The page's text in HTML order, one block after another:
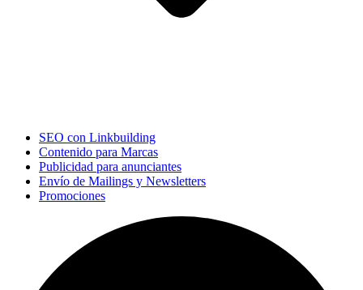
SEO con Linkbuilding
Contenido para Marcas
Publicidad para anunciantes
Envío de Mailings y Newsletters
Promociones